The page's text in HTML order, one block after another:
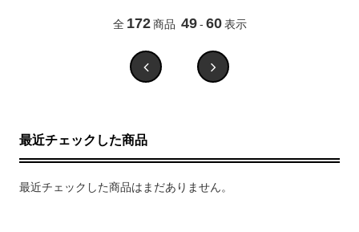
全 172 商品 49 - 60 表示
最近チェックした商品
最近チェックした商品はまだありません。